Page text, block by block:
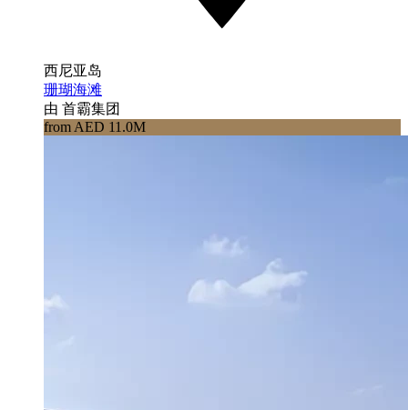
西尼亚岛
珊瑚海滩
由 首霸集团
from AED 11.0M